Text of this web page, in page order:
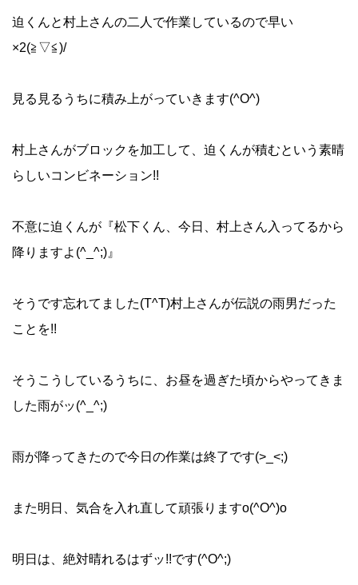
迫くんと村上さんの二人で作業しているので早い
×2(≧▽≦)/
見る見るうちに積み上がっていきます(^O^)
村上さんがブロックを加工して、迫くんが積むという素晴
らしいコンビネーション!!
不意に迫くんが『松下くん、今日、村上さん入ってるから
降りますよ(^_^;)』
そうです忘れてました(T^T)村上さんが伝説の雨男だった
ことを!!
そうこうしているうちに、お昼を過ぎた頃からやってきま
した雨がッ(^_^;)
雨が降ってきたので今日の作業は終了です(>_<;)
また明日、気合を入れ直して頑張りますo(^O^)o
明日は、絶対晴れるはずッ!!です(^O^;)